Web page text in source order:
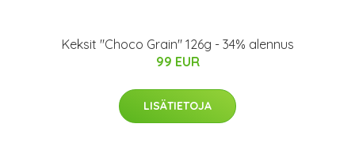
Keksit "Choco Grain" 126g - 34% alennus
99 EUR
LISÄTIETOJA